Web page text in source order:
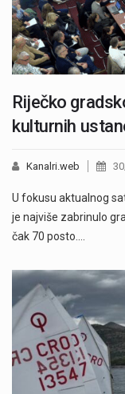
Riječko
kulturnih
Kanalri.web
U fokusu aktualnog
je najviše zabrinulo
čak 70 posto.…